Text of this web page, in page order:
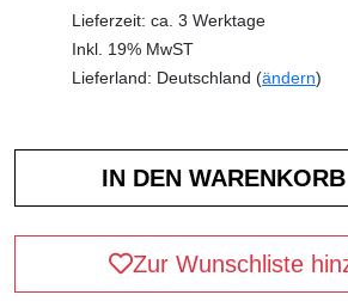
Lieferzeit: ca. 3 Werktage
Inkl. 19% MwST
Lieferland: Deutschland (ändern)
Zur Wunschliste